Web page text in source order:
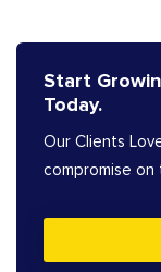
Start
Today.
Our Clients
compromise on